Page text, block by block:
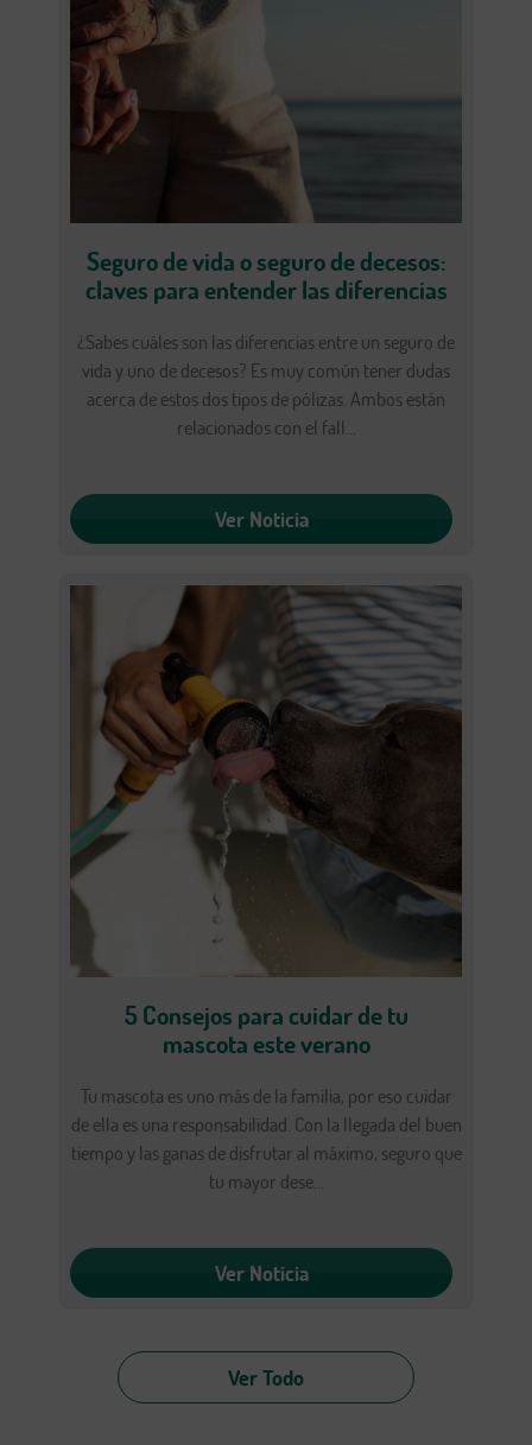
Seguro de vida o seguro de decesos:
claves para entender las diferencias
¿Sabes cuáles son las diferencias entre un seguro de
vida y uno de decesos? Es muy común tener dudas
acerca de estos dos tipos de pólizas. Ambos están
relacionados con el fall...
Ver Noticia
5 Consejos para cuidar de tu
mascota este verano
Tu mascota es uno más de la familia, por eso cuidar
de ella es una responsabilidad. Con la llegada del buen
tiempo y las ganas de disfrutar al máximo, seguro que
tu mayor dese...
Ver Noticia
Ver Todo